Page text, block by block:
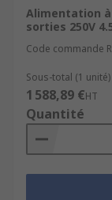
Alimentation à
sorties 250V
Code commande
Sous-total (1 unité)
1 588,89 €HT
Quantité